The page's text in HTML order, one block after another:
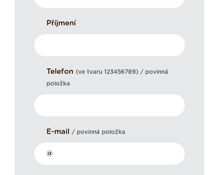
Příjmení
Telefon (ve tvaru 123456789) / povinná
položka
E-mail / povinná položka